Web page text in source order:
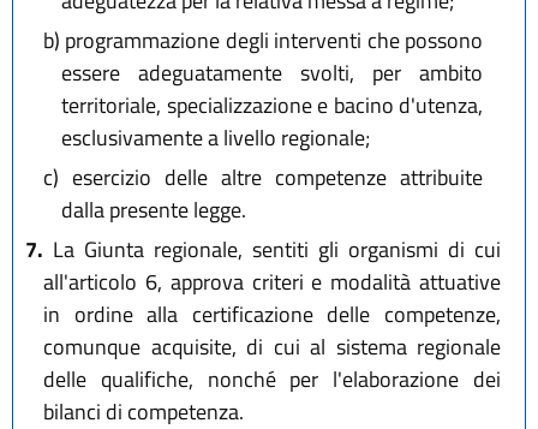
b) programmazione degli interventi che possono
essere adeguatamente svolti, per ambito
territoriale, specializzazione e bacino d'utenza,
esclusivamente a livello regionale;
c) esercizio delle altre competenze attribuite
dalla presente legge.
7. La Giunta regionale, sentiti gli organismi di cui
all'articolo 6, approva criteri e modalità attuative
in ordine alla certificazione delle competenze,
comunque acquisite, di cui al sistema regionale
delle qualifiche, nonché per l'elaborazione dei
bilanci di competenza.